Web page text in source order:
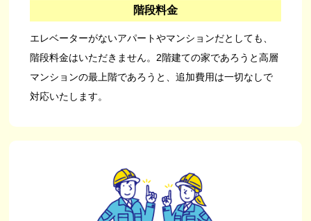
階段料金
エレベーターがないアパートやマンションだとしても、
階段料金はいただきません。2階建ての家であろうと高層
マンションの最上階であろうと、追加費用は一切なしで
対応いたします。